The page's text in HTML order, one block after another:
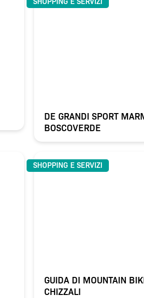
DE GRANDI SPORT
BOSCOVERDE
GUIDA DI MOUNTAIN
CHIZZALI
SHOPPING E SERVIZI